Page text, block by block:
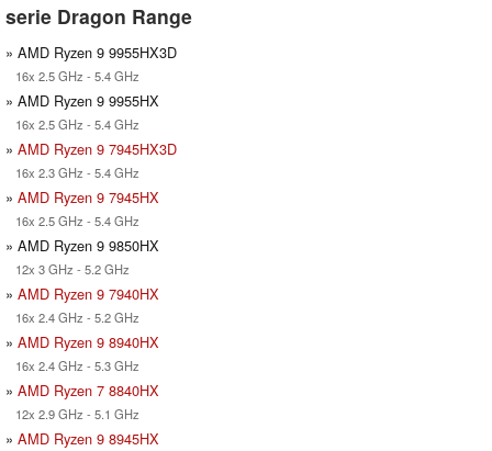
serie Dragon Range
» AMD Ryzen 9 9955HX3D
16x 2.5 GHz - 5.4 GHz
» AMD Ryzen 9 9955HX
16x 2.5 GHz - 5.4 GHz
» AMD Ryzen 9 7945HX3D
16x 2.3 GHz - 5.4 GHz
» AMD Ryzen 9 7945HX
16x 2.5 GHz - 5.4 GHz
» AMD Ryzen 9 9850HX
12x 3 GHz - 5.2 GHz
» AMD Ryzen 9 7940HX
16x 2.4 GHz - 5.2 GHz
» AMD Ryzen 9 8940HX
16x 2.4 GHz - 5.3 GHz
» AMD Ryzen 7 8840HX
12x 2.9 GHz - 5.1 GHz
» AMD Ryzen 9 8945HX